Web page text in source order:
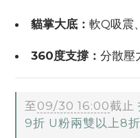
貓掌大底： 軟Q吸震
360度支撐： 分散壓
至09/30 16:00截止
9折 U粉兩雙以上8